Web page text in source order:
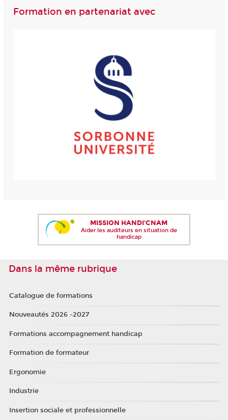
Formation en partenariat avec
MISSION HANDI'CNAM
Aider les auditeurs en situation de
handicap
Dans la même rubrique
Catalogue de formations
Nouveautés 2026 -2027
Formations accompagnement handicap
Formation de formateur
Ergonomie
Industrie
Insertion sociale et professionnelle